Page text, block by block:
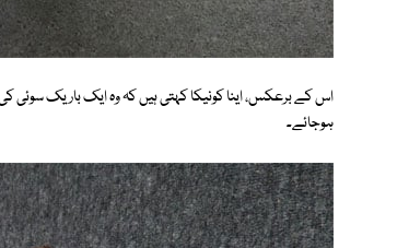
اس کے برعکس، اینا کونیکا کہتی ہیں کہ وہ ایک باریک
ہوجائے۔